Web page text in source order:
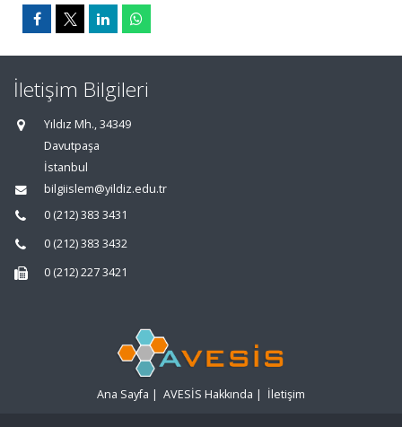
İletişim Bilgileri
Yıldız Mh., 34349
Davutpaşa
İstanbul
bilgiislem@yildiz.edu.tr
0 (212) 383 3431
0 (212) 383 3432
0 (212) 227 3421
Ana Sayfa | AVESİS Hakkında | İletişim